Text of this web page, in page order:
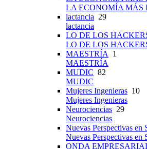
LA ECONOMÍA MÁS
lactancia 29
lactancia
LO DE LOS
LO DE LOS
MAESTRÍA
1
MAESTRÍA
MUDIC 82
MUDIC
Mujeres Ingenieras 10
Mujeres Ingenieras
Neurociencias 29
Neurociencias
Nuevas Perspectivas en
Nuevas Perspectivas en
ONDA